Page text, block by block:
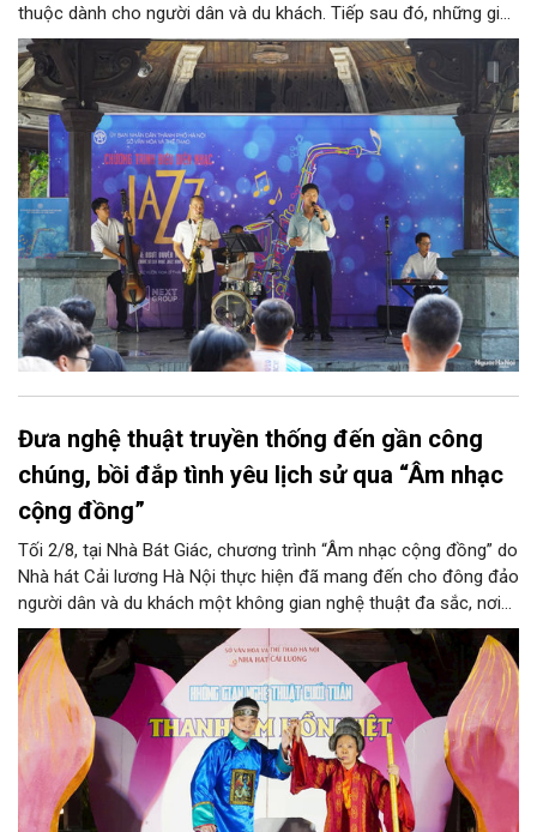
thuộc dành cho người dân và du khách. Tiếp sau đó, những giai
điệu jazz kinh điển của thế giới lần lượt cất lên qua phần biểu
diễn của NSƯT Quyền Văn Minh và các nghệ sĩ Bình Minh Jazz
Club, mở ra một không gian âm nhạc giàu cảm xúc ngay giữa
trung tâm Thủ đô.
Đưa nghệ thuật truyền thống đến gần công
chúng, bồi đắp tình yêu lịch sử qua “Âm nhạc
cộng đồng”
Tối 2/8, tại Nhà Bát Giác, chương trình “Âm nhạc cộng đồng” do
Nhà hát Cải lương Hà Nội thực hiện đã mang đến cho đông đảo
người dân và du khách một không gian nghệ thuật đa sắc, nơi
những làn điệu cải lương, ca cổ, tân cổ và các tiết mục múa
hòa quyện trong không gian của phố đi bộ hồ Hoàn Kiếm. Đặc
biệt, chương trình có sự giao lưu của các nghệ sĩ đến từ
phương Nam, góp phần tạo nên cuộc gặp gỡ nghệ thuật giàu
cảm xúc.